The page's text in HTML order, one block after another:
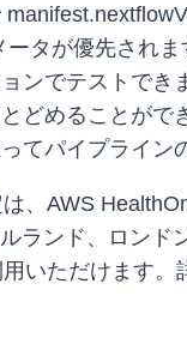
タが優先され
ンでテストで
どめることが
てパイプライン
、AWS
ランド、ロン
いただけます。